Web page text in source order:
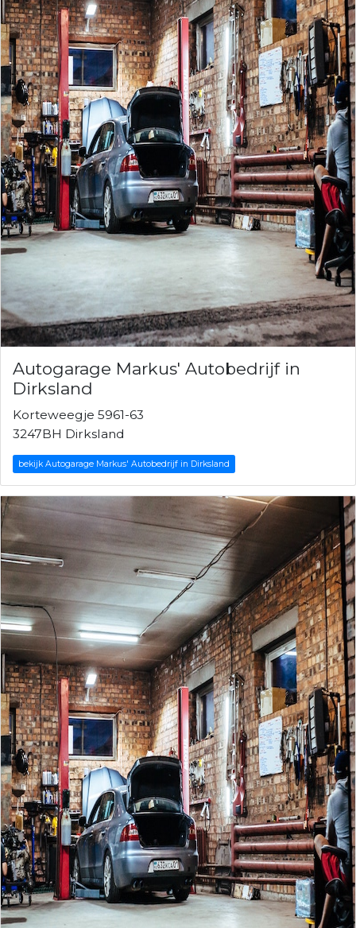
Autogarage Markus' Autobedrijf in
Dirksland
Korteweegje 5961-63
3247BH Dirksland
bekijk Autogarage Markus' Autobedrijf in Dirksland